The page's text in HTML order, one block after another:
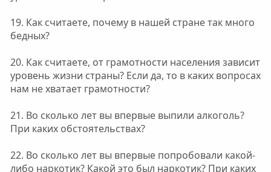
19. Как считаете, почему в нашей стране так много
бедных?
20. Как считаете, от грамотности населения зависит
уровень жизни страны? Если да, то в каких вопросах
нам не хватает грамотности?
21. Во сколько лет вы впервые выпили алкоголь?
При каких обстоятельствах?
22. Во сколько лет вы впервые попробовали какой-
либо наркотик? Какой это был наркотик? При каких